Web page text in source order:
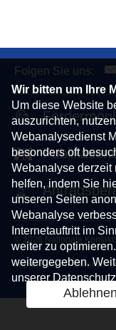
Wir bitten um Ihre
Um diese Website
auszurichten,
Webanalysedienst
besonders oft
Webanalyse derzeit
helfen, indem Sie
unseren Seiten
Webanalyse
Internetauftritt im
weiter zu
weitergegeben.
unserer
Ablehnen
Folgen Sie uns:
© 2026 Nationale
Impressum